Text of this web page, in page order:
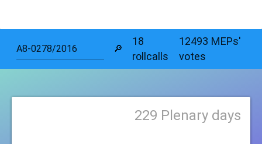
🔎
18
rollcalls
12493 MEPs'
votes
229 Plenary days